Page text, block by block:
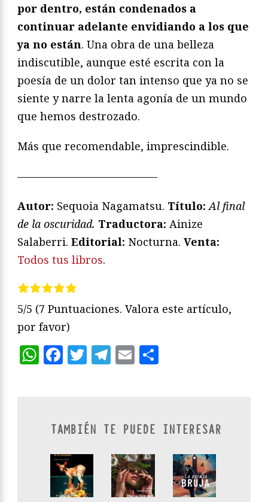
por dentro, están condenados a
continuar adelante envidiando a los que
ya no están. Una obra de una belleza
indiscutible, aunque esté escrita con la
poesía de un dolor tan intenso que ya no se
siente y narre la lenta agonía de un mundo
que hemos destrozado.
Más que recomendable, imprescindible.
—————————————
Autor: Sequoia Nagamatsu. Título:Al final
de la oscuridad. Traductora: Ainize
Salaberri. Editorial: Nocturna. Venta:
Todos tus libros.
5/5 (7 Puntuaciones. Valora este artículo,
por favor)
WhatsApp
Facebook
Twitter
Telegram
Email
TAMBIÉN TE PUEDE INTERESAR